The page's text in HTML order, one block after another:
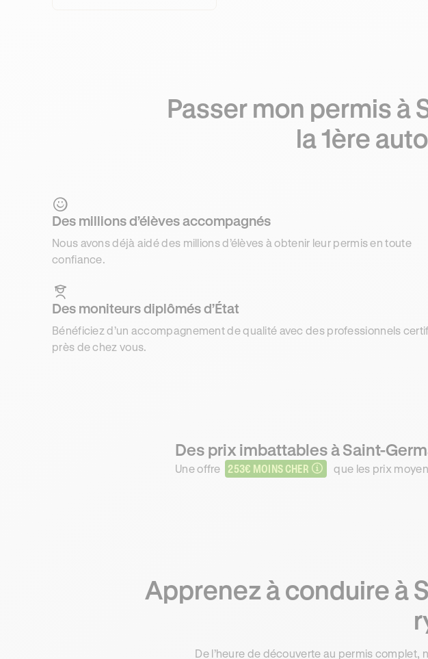
Passer mon permis à
la 1ère
Des millions d’élèves accompagnés
Nous avons déjà aidé des millions d’élèves à obtenir leur permis en toute
confiance.
Des moniteurs diplômés d’État
Bénéficiez d’un accompagnement de qualité avec des professionnels
près de chez vous.
Des prix imbattables à Saint-
Une offre 253€ MOINS CHER que les prix
Apprenez à conduire à
De l’heure de découverte au permis complet,